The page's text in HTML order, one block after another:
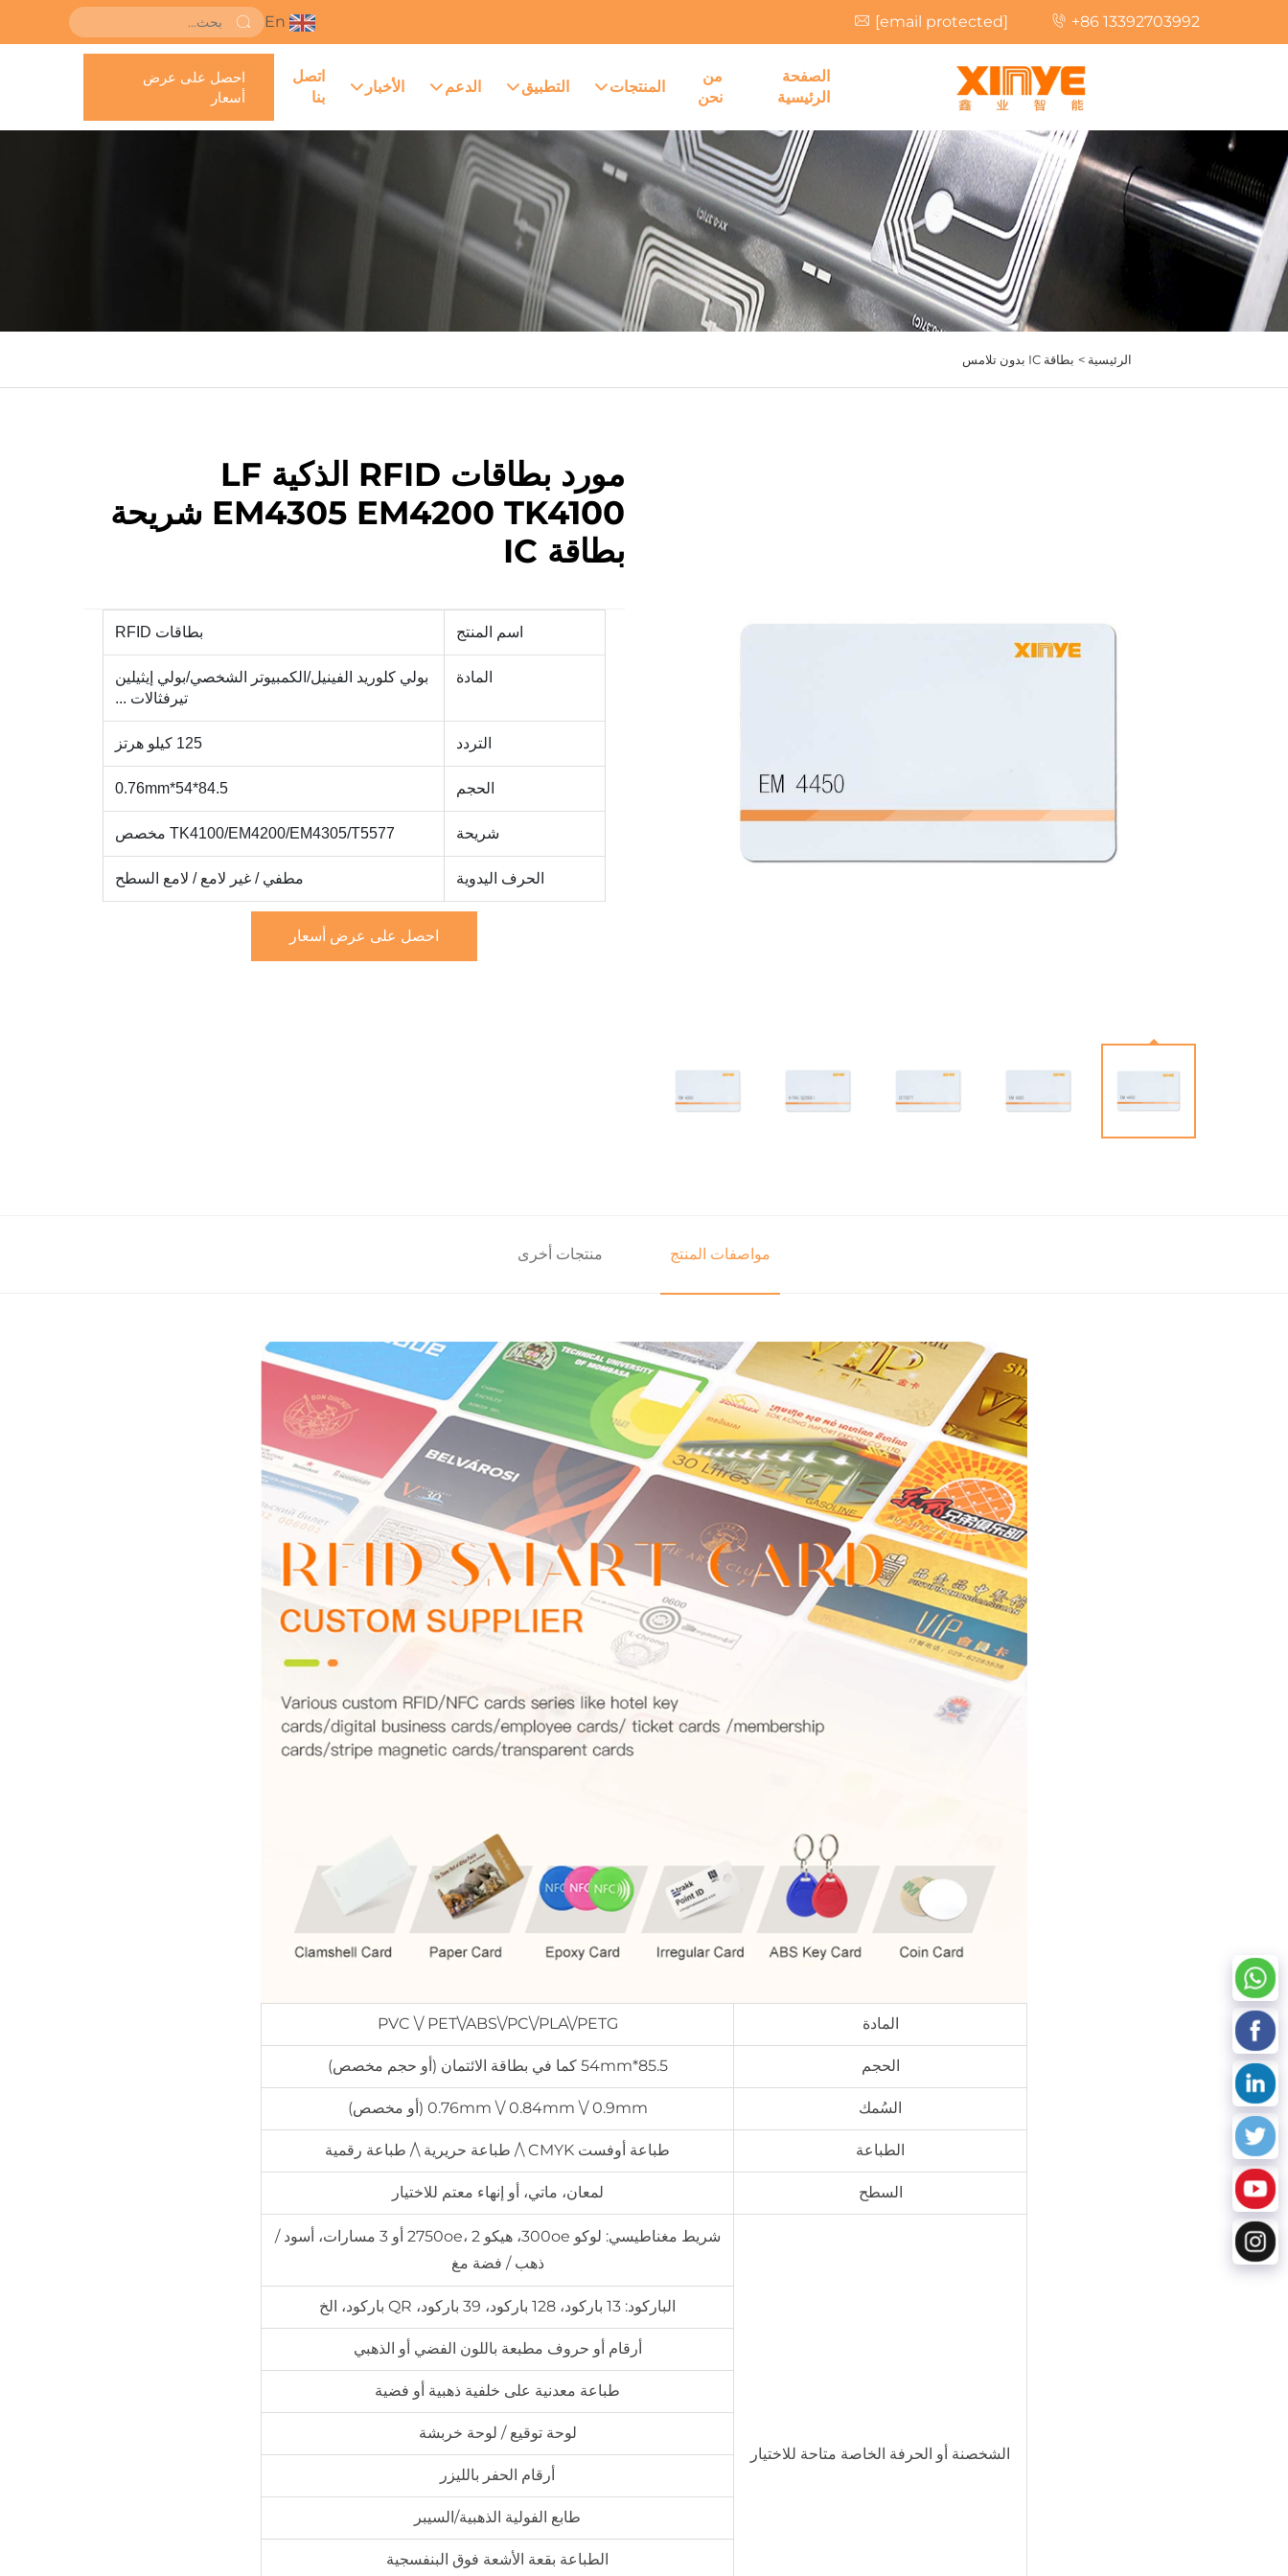
[email protected] +86 13392703992
En
الصفحة
الرئيسية
من
نحن
المنتجات التطبيق الدعم الأخبار
اتصل
بنا
احصل على عرض
أسعار
الرئيسية > بطاقة IC بدون تلامس
مورد بطاقات RFID الذكية LF
EM4305 EM4200 TK4100 شريحة
بطاقة IC
اسم المنتج بطاقات RFID
المادة
بولي كلوريد الفينيل/الكمبيوتر الشخصي/بولي إيثيلين
تيرفثالات ...
التردد 125 كيلو هرتز
الحجم 84.5*54*0.76mm
شريحة TK4100/EM4200/EM4305/T5577 مخصص
الحرف اليدوية مطفي / غير لامع / لامع السطح
احصل على عرض أسعار
مواصفات المنتج منتجات أخرى
المادة PVC \/ PET\/ABS\/PC\/PLA\/PETG
الحجم 85.5*54mm كما في بطاقة الائتمان (أو حجم مخصص)
السُمك 0.76mm \/ 0.84mm \/ 0.9mm (أو مخصص)
الطباعة طباعة أوفست CMYK \/ طباعة حريرية \/ طباعة رقمية
السطح لمعان، ماتي، أو إنهاء معتم للاختيار
الشخصنة أو الحرفة الخاصة متاحة للاختيار
شريط مغناطيسي: لوكو 300oe، هيكو 2750oe، 2 أو 3 مسارات، أسود /
ذهب / فضة مغ
الباركود: 13 باركود، 128 باركود، 39 باركود، QR باركود، الخ
أرقام أو حروف مطبعة باللون الفضي أو الذهبي
طباعة معدنية على خلفية ذهبية أو فضية
لوحة توقيع / لوحة خربشة
أرقام الحفر بالليزر
طابع الفولية الذهبية/السيبر
الطباعة بقعة الأشعة فوق البنفسجية